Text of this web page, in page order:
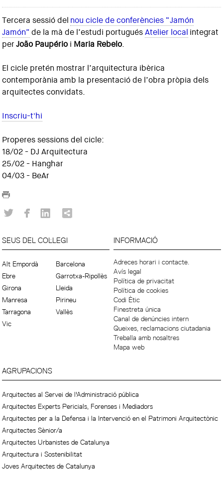
Tercera sessió del nou cicle de conferències “Jamón
Jamón” de la mà de l’estudi portuguésAtelier local integrat
perJoão Paupério i Maria Rebelo.
El cicle pretén mostrar l’arquitectura ibèrica
contemporània amb la presentació de l’obra pròpia dels
arquitectes convidats.
Inscriu-t'hi
Properes sessions del cicle:
18/02 - DJ Arquitectura
25/02 - Hanghar
04/03 - BeAr
SEUS DEL COL·LEGI
Alt Empordà
Barcelona
Ebre
Garrotxa-Ripollès
Girona
Lleida
Manresa
Pirineu
Tarragona
Vallès
Vic
INFORMACIÓ
Adreces horari i contacte.
Avís legal
Política de privacitat
Política de cookies
Codi Ètic
Finestreta única
Canal de denúncies intern
Queixes, reclamacions ciutadania
Treballa amb nosaltres
Mapa web
AGRUPACIONS
Arquitectes al Servei de l'Administració pública
Arquitectes Experts Pericials, Forenses i Mediadors
Arquitectes per a la Defensa i la Intervenció en el Patrimoni Arquitectònic
Arquitectes Sènior/a
Arquitectes Urbanistes de Catalunya
Arquitectura i Sostenibilitat
Joves Arquitectes de Catalunya